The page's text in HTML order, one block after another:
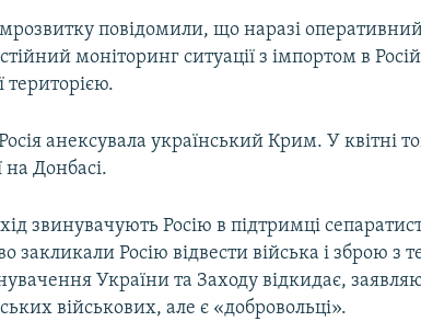
повідомили, що наразі
моніторинг ситуації з імпортом в
територією.
анексувала український Крим. У квітні
на Донбасі.
звинувачують Росію в підтримці
закликали Росію відвести війська і зброю з
України та Заходу відкидає,
військових, але є «добровольці».